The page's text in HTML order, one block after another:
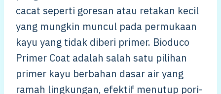
cacat seperti goresan atau retakan kecil
yang mungkin muncul pada permukaan
kayu yang tidak diberi primer. Bioduco
Primer Coat adalah salah satu pilihan
primer kayu berbahan dasar air yang
ramah lingkungan, efektif menutup pori-